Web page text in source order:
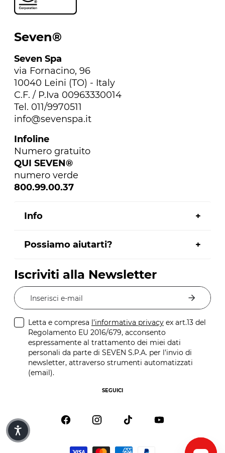
Seven®
Seven Spa
via Fornacino, 96
10040 Leini (TO) - Italy
C.F. / P.Iva 00963330014
Tel. 011/9970511
info@sevenspa.it
Infoline
Numero gratuito
QUI SEVEN®
numero verde
800.99.00.37
Info
Possiamo aiutarti?
Iscriviti alla Newsletter
Inserisci e-mail
Letta e compresa l’informativa privacy ex art.13 del
Regolamento EU 2016/679, acconsento
espressamente al trattamento dei miei dati
personali da parte di SEVEN S.P.A. per l’invio di
newsletter, attraverso strumenti automatizzati
(email).
SEGUICI